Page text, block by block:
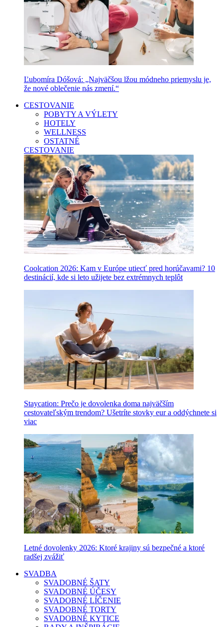
Ľubomíra Dóšová: „Najväčšou lžou módneho priemyslu je,
že nové oblečenie nás zmení.“
CESTOVANIE
POBYTY A VÝLETY
HOTELY
WELLNESS
OSTATNÉ
CESTOVANIE
Coolcation 2026: Kam v Európe utiecť pred horúčavami? 10
destinácií, kde si leto užijete bez extrémnych teplôt
Staycation: Prečo je dovolenka doma najväčším
cestovateľským trendom? Ušetríte stovky eur a oddýchnete si
viac
Letné dovolenky 2026: Ktoré krajiny sú bezpečné a ktoré
radšej zvážiť
SVADBA
SVADOBNÉ ŠATY
SVADOBNÉ ÚČESY
SVADOBNÉ LÍČENIE
SVADOBNÉ TORTY
SVADOBNÉ KYTICE